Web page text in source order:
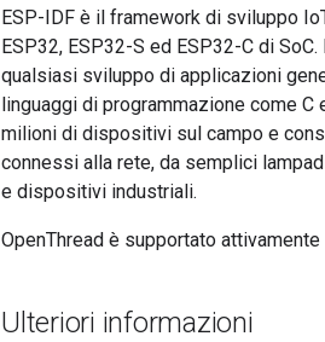
ESP-IDF è il framework di sviluppo
ESP32, ESP32-S ed ESP32-C di
qualsiasi sviluppo di applicazioni
linguaggi di programmazione come C
milioni di dispositivi sul campo e
connessi alla rete, da semplici
e dispositivi industriali.
OpenThread è supportato
Ulteriori informazioni